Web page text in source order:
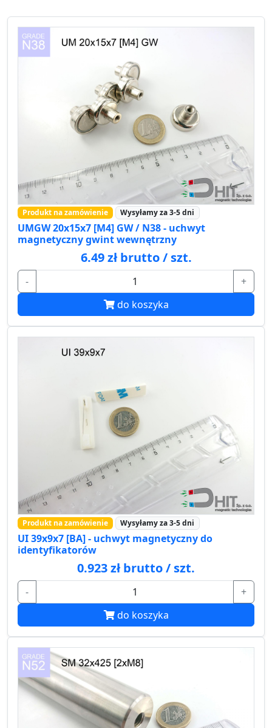
Produkt na zamówienie Wysyłamy za 3-5 dni
UMGW 20x15x7 [M4] GW / N38 - uchwyt
magnetyczny gwint wewnętrzny
6.49 zł brutto / szt.
-
+
do koszyka
Produkt na zamówienie Wysyłamy za 3-5 dni
UI 39x9x7 [BA] - uchwyt magnetyczny do
identyfikatorów
0.923 zł brutto / szt.
-
+
do koszyka